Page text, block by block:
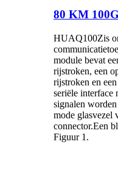
80 KM
HUAQ100Zis
module bevat
rijstroken, een
rijstroken en
seriële interface
signalen
mode glasvezel
connector.Een
Figuur 1.